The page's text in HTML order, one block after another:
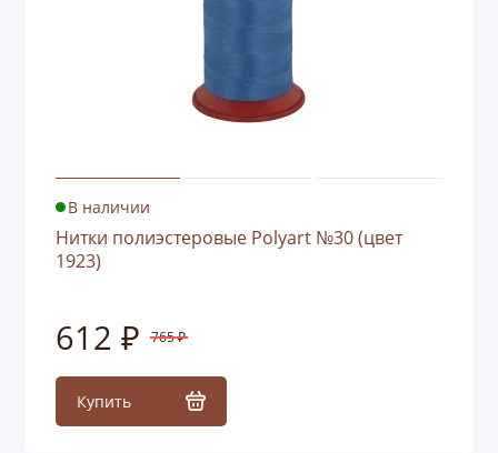
В наличии
Нитки полиэстеровые Polyart №30 (цвет
1923)
612 ₽ 765 ₽
Купить